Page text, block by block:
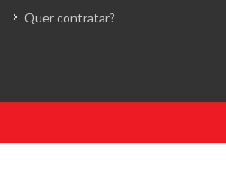
Quer contratar?